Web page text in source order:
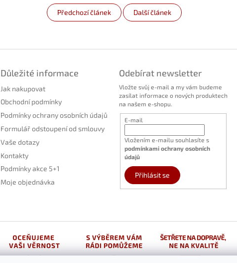
Předchozí článek Další článek
Důležité informace
Jak nakupovat
Obchodní podmínky
Podmínky ochrany osobních údajů
Formulář odstoupení od smlouvy
Vaše dotazy
Kontakty
Podmínky akce 5+1
Moje objednávka
Odebírat newsletter
Vložte svůj e-mail a my vám budeme
zasílat informace o nových produktech
na našem e-shopu.
E-mail
Vložením e-mailu souhlasíte s
podmínkami ochrany osobních
údajů
Přihlásit se